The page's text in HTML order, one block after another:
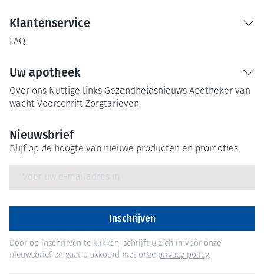
Klantenservice
FAQ
Uw apotheek
Over ons Nuttige links Gezondheidsnieuws Apotheker van
wacht Voorschrift Zorgtarieven
Nieuwsbrief
Blijf op de hoogte van nieuwe producten en promoties
Inschrijven
Door op inschrijven te klikken, schrijft u zich in voor onze
nieuwsbrief en gaat u akkoord met onze privacy policy.